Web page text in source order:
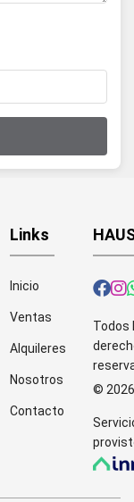
Links
Inicio
Ventas
Alquileres
Nosotros
Contacto
Todos
© 2026